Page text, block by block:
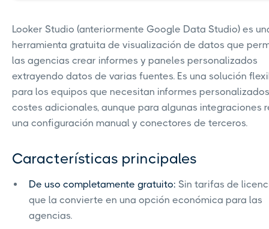
Looker Studio (anteriormente Google Data Studio) es
herramienta gratuita de visualización de datos que
las agencias crear informes y paneles personalizados
extrayendo datos de varias fuentes. Es una solución
para los equipos que necesitan informes
costes adicionales, aunque para algunas integraciones
una configuración manual y conectores de terceros.
Características principales
De uso completamente gratuito: Sin tarifas de
que la convierte en una opción económica para las
agencias.